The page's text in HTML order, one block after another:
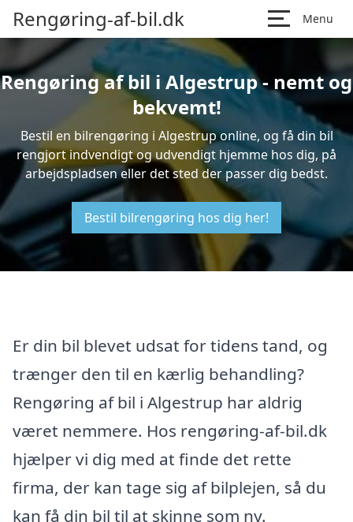
Rengøring-af-bil.dk Menu
Rengøring af bil i Algestrup - nemt og
bekvemt!
Bestil en bilrengøring i Algestrup online, og få din bil
rengjort indvendigt og udvendigt hjemme hos dig, på
arbejdspladsen eller det sted der passer dig bedst.
Bestil bilrengøring hos dig her!
Er din bil blevet udsat for tidens tand, og
trænger den til en kærlig behandling?
Rengøring af bil i Algestrup har aldrig
været nemmere. Hos rengøring-af-bil.dk
hjælper vi dig med at finde det rette
firma, der kan tage sig af bilplejen, så du
kan få din bil til at skinne som ny.